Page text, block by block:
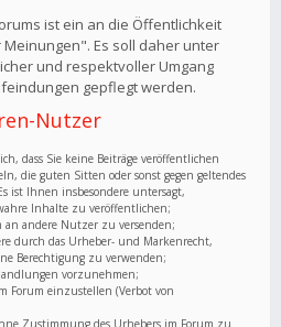
ist ein an die Öffentlichkeit
Es soll daher unter
und respektvoller Umgang
gepflegt werden.
Nutzer
dass Sie keine Beiträge veröffentlichen
die guten Sitten oder sonst gegen geltendes
ist Ihnen insbesondere untersagt,
Inhalte zu veröffentlichen;
an andere Nutzer zu versenden;
durch das Urheber- und Markenrecht,
Berechtigung zu verwenden;
vorzunehmen;
Forum einzustellen (Verbot von
Zustimmung des Urhebers im Forum zu